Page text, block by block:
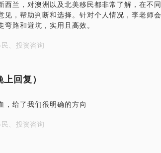
西兰，对澳洲以及北美移民都非常了解，在不
见，帮助判断和选择。针对个人情况，李老师
路和避坑，实用且高效。
、投资咨询
回复）
，给了我们很明确的方向
、投资咨询